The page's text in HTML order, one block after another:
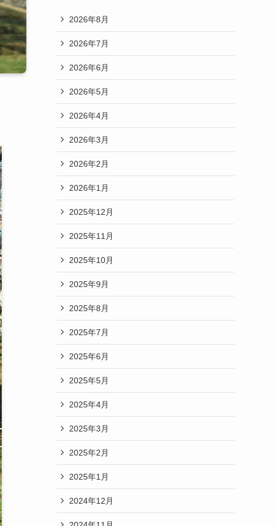
2026年8月
2026年7月
2026年6月
2026年5月
2026年4月
2026年3月
2026年2月
2026年1月
2025年12月
2025年11月
2025年10月
2025年9月
2025年8月
2025年7月
2025年6月
2025年5月
2025年4月
2025年3月
2025年2月
2025年1月
2024年12月